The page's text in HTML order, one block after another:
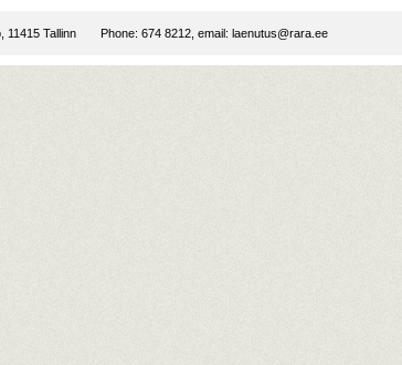
11415 Tallinn Phone: 674 8212, email: laenutus@rara.ee